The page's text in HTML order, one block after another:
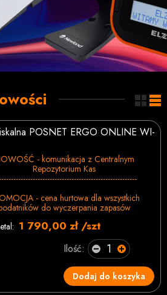
POSNET ERGO ONLINE WI-
- komunikacja z Centralnym
Repozytorium Kas
- cena hurtowa dla wszystkich
do wyczerpania zapasów
1 790,00 zł /szt
Ilość:
Dodaj do koszyka